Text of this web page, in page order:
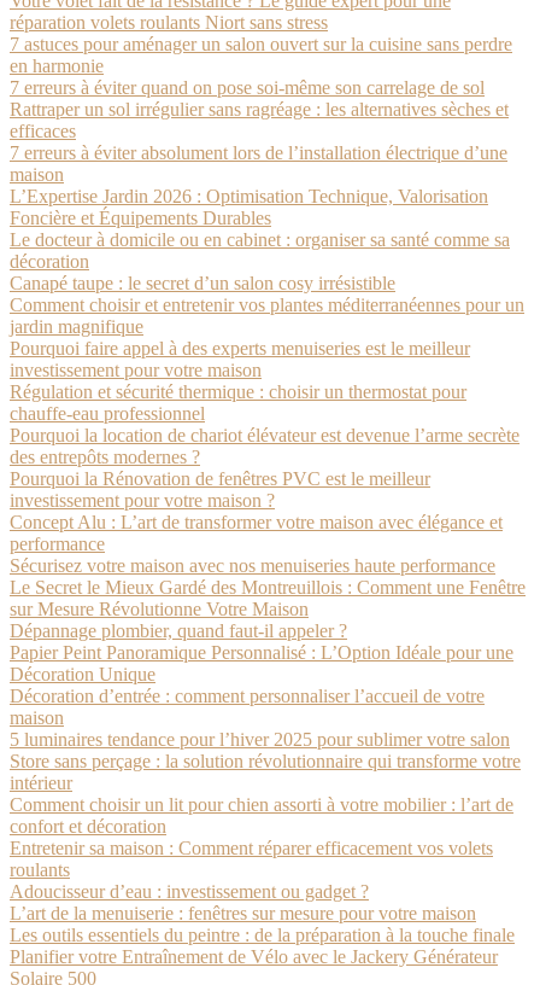
réparation volets roulants Niort sans stress
7 astuces pour aménager un salon ouvert sur la cuisine sans perdre
en harmonie
7 erreurs à éviter quand on pose soi-même son carrelage de sol
Rattraper un sol irrégulier sans ragréage : les alternatives sèches et
efficaces
7 erreurs à éviter absolument lors de l’installation électrique d’une
maison
L’Expertise Jardin 2026 : Optimisation Technique, Valorisation
Foncière et Équipements Durables
Le docteur à domicile ou en cabinet : organiser sa santé comme sa
décoration
Canapé taupe : le secret d’un salon cosy irrésistible
Comment choisir et entretenir vos plantes méditerranéennes pour un
jardin magnifique
Pourquoi faire appel à des experts menuiseries est le meilleur
investissement pour votre maison
Régulation et sécurité thermique : choisir un thermostat pour
chauffe-eau professionnel
Pourquoi la location de chariot élévateur est devenue l’arme secrète
des entrepôts modernes ?
Pourquoi la Rénovation de fenêtres PVC est le meilleur
investissement pour votre maison ?
Concept Alu : L’art de transformer votre maison avec élégance et
performance
Sécurisez votre maison avec nos menuiseries haute performance
Le Secret le Mieux Gardé des Montreuillois : Comment une Fenêtre
sur Mesure Révolutionne Votre Maison
Dépannage plombier, quand faut-il appeler ?
Papier Peint Panoramique Personnalisé : L’Option Idéale pour une
Décoration Unique
Décoration d’entrée : comment personnaliser l’accueil de votre
maison
5 luminaires tendance pour l’hiver 2025 pour sublimer votre salon
Store sans perçage : la solution révolutionnaire qui transforme votre
intérieur
Comment choisir un lit pour chien assorti à votre mobilier : l’art de
confort et décoration
Entretenir sa maison : Comment réparer efficacement vos volets
roulants
Adoucisseur d’eau : investissement ou gadget ?
L’art de la menuiserie : fenêtres sur mesure pour votre maison
Les outils essentiels du peintre : de la préparation à la touche finale
Planifier votre Entraînement de Vélo avec le Jackery Générateur
Solaire 500